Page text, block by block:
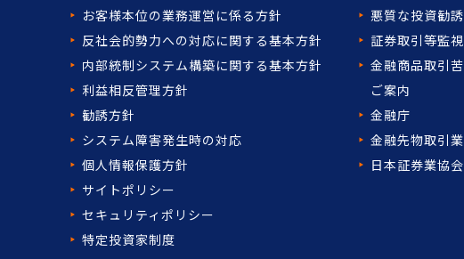
お客様本位の業務運営に係る方針
反社会的勢力への対応に関する基本方針
内部統制システム構築に関する基本方針
利益相反管理方針
勧誘方針
システム障害発生時の対応
個人情報保護方針
サイトポリシー
セキュリティポリシー
特定投資家制度
悪質な投資勧
証券取引等監
金融商品取引
ご案内
金融庁
金融先物取引
日本証券業協会